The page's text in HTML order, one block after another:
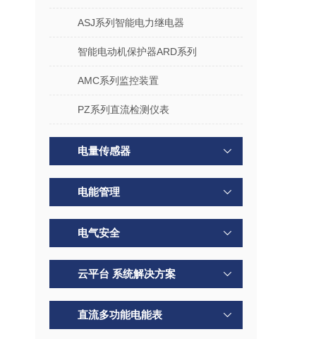
ASJ系列智能电力继电器
智能电动机保护器ARD系列
AMC系列监控装置
PZ系列直流检测仪表
电量传感器
电能管理
电气安全
云平台 系统解决方案
直流多功能电能表